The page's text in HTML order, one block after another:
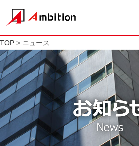
TOP > ニュース